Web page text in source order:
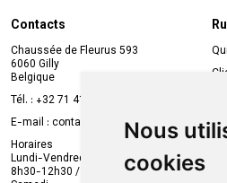
Nous
cookies
Contacts
Chaussée de Fleurus 593
6060 Gilly
Belgique
Tél. : +32 71 41 32 10
E-mail : contact
mvapharma.be
Horaires
Lundi-Vendredi :
8h30-12h30 / 13h30-18h30